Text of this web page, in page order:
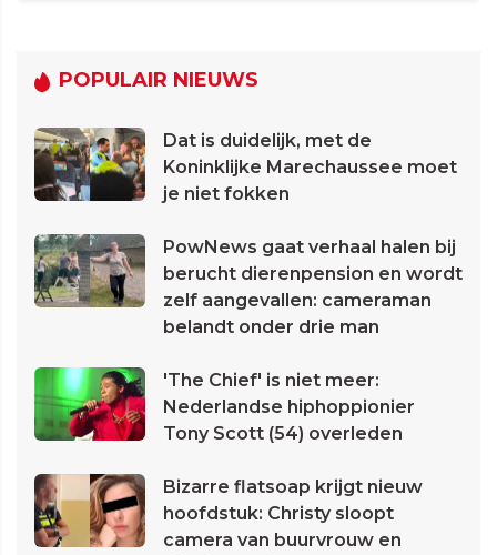
POPULAIR NIEUWS
Dat is duidelijk, met de
Koninklijke Marechaussee moet
je niet fokken
PowNews gaat verhaal halen bij
berucht dierenpension en wordt
zelf aangevallen: cameraman
belandt onder drie man
'The Chief' is niet meer:
Nederlandse hiphoppionier
Tony Scott (54) overleden
Bizarre flatsoap krijgt nieuw
hoofdstuk: Christy sloopt
camera van buurvrouw en